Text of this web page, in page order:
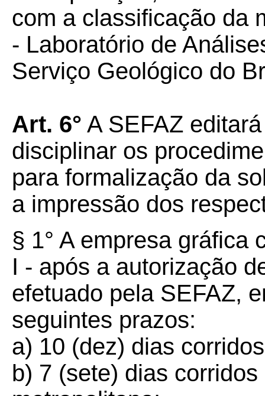
com a classificação da
- Laboratório de
Serviço Geológico do
Art. 6° A SEFAZ
disciplinar os
para formalização da
a impressão dos
§ 1° A empresa gráfica
I - após a autorização
efetuado pela SEFAZ,
seguintes prazos:
a) 10 (dez) dias
b) 7 (sete) dias